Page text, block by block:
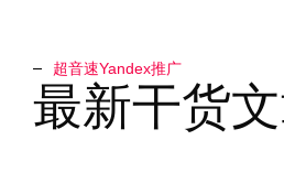
超音速Yandex推广​
最新干货